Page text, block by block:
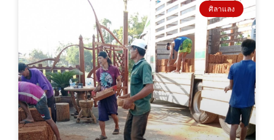
ศิลาแลง